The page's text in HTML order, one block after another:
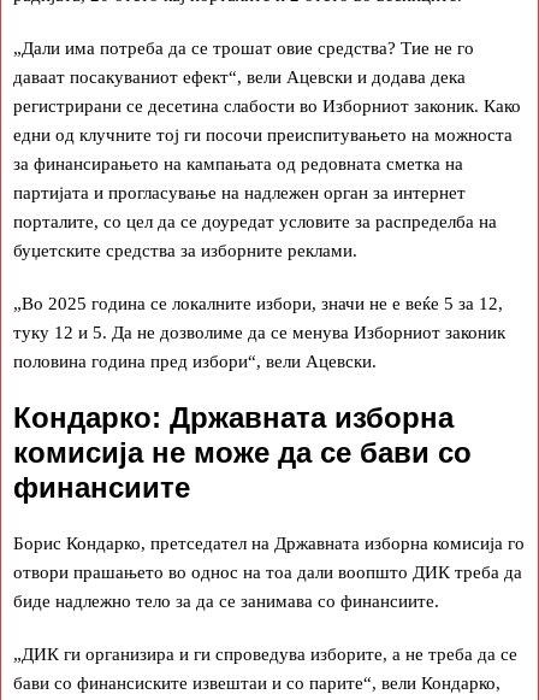
„Дали има потреба да се трошат овие средства? Тие не го
даваат посакуваниот ефект“, вели Ацевски и додава дека
регистрирани се десетина слабости во Изборниот законик. Како
едни од клучните тој ги посочи преиспитувањето на можноста
за финансирањето на кампањата од редовната сметка на
партијата и прогласување на надлежен орган за интернет
порталите, со цел да се доуредат условите за распределба на
буџетските средства за изборните реклами.
„Во 2025 година се локалните избори, значи не е веќе 5 за 12,
туку 12 и 5. Да не дозволиме да се менува Изборниот законик
половина година пред избори“, вели Ацевски.
Кондарко: Државната изборна
комисија не може да се бави со
финансиите
Борис Кондарко, претседател на Државната изборна комисија го
отвори прашањето во однос на тоа дали воопшто ДИК треба да
биде надлежно тело за да се занимава со финансиите.
„ДИК ги организира и ги спроведува изборите, а не треба да се
бави со финансиските извештаи и со парите“, вели Кондарко,